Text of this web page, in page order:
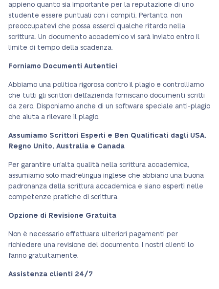
appieno quanto sia importante per la reputazione di uno
studente essere puntuali con i compiti. Pertanto, non
preoccupatevi che possa esserci qualche ritardo nella
scrittura. Un documento accademico vi sarà inviato entro il
limite di tempo della scadenza.
Forniamo Documenti Autentici
Abbiamo una politica rigorosa contro il plagio e controlliamo
che tutti gli scrittori dell’azienda forniscano documenti scritti
da zero. Disponiamo anche di un software speciale anti-plagio
che aiuta a rilevare il plagio.
Assumiamo Scrittori Esperti e Ben Qualificati dagli USA,
Regno Unito, Australia e Canada
Per garantire un’alta qualità nella scrittura accademica,
assumiamo solo madrelingua inglese che abbiano una buona
padronanza della scrittura accademica e siano esperti nelle
competenze pratiche di scrittura.
Opzione di Revisione Gratuita
Non è necessario effettuare ulteriori pagamenti per
richiedere una revisione del documento. I nostri clienti lo
fanno gratuitamente.
Assistenza clienti 24/7